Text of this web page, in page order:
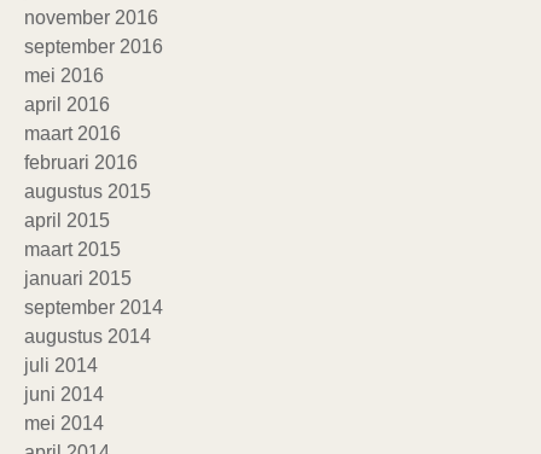
november 2016
september 2016
mei 2016
april 2016
maart 2016
februari 2016
augustus 2015
april 2015
maart 2015
januari 2015
september 2014
augustus 2014
juli 2014
juni 2014
mei 2014